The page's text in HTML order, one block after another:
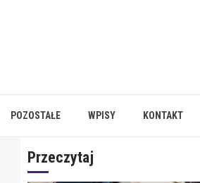
POZOSTAŁE WPISY KONTAKT
Przeczytaj